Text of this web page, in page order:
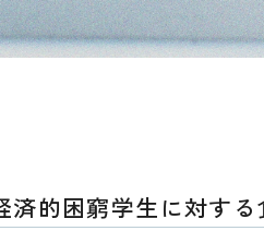
的困窮学生に対す